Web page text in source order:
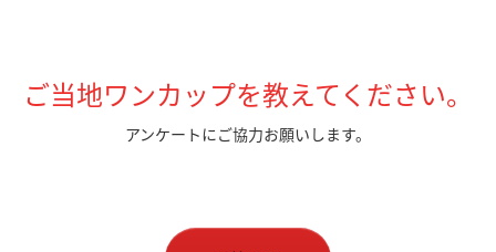
ご当地ワンカップを教えてください。
アンケートにご協力お願いします。